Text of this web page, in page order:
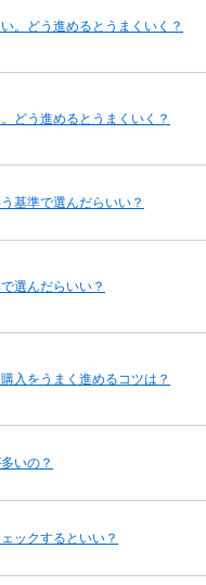
。どう進めるとうまくいく？
どう進めるとうまくいく？
基準で選んだらいい？
選んだらいい？
入をうまく進めるコツは？
いの？
ックするといい？